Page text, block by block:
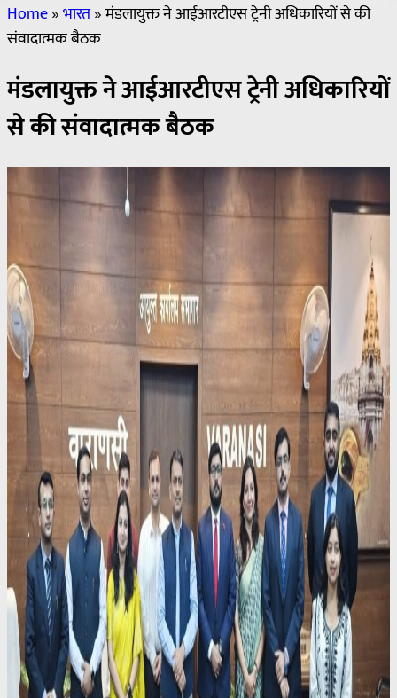
Home»भारत»मंडलायुक्त ने आईआरटीएस ट्रेनी अधिकारियों से की
संवादात्मक बैठक
मंडलायुक्त ने आईआरटीएस ट्रेनी अधिकारियों
से की संवादात्मक बैठक